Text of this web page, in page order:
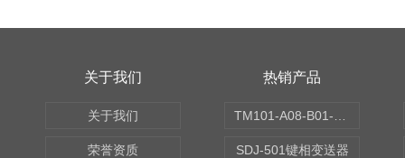
关于我们
关于我们
荣誉资质
热销产品
SDJ-501键相变送器